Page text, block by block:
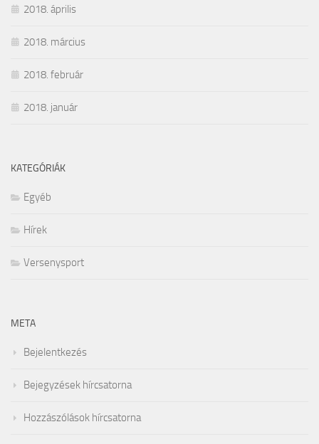
2018. április
2018. március
2018. február
2018. január
KATEGÓRIÁK
Egyéb
Hírek
Versenysport
META
Bejelentkezés
Bejegyzések hírcsatorna
Hozzászólások hírcsatorna